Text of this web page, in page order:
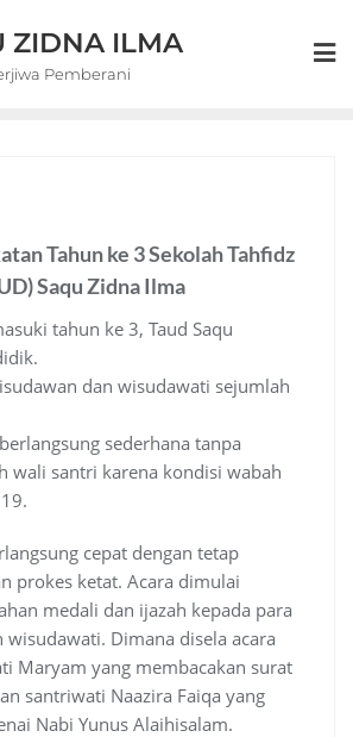
ZIDNA ILMA
Pemberani
Tahun ke 3 Sekolah Tahfidz
Saqu Zidna Ilma
tahun ke 3, Taud Saqu
dan wisudawati sejumlah
sederhana tanpa
wali santri karena kondisi wabah
cepat dengan tetap
prokes ketat. Acara dimulai
medali dan ijazah kepada para
wisudawati. Dimana disela acara
Maryam yang membacakan surat
santriwati Naazira Faiqa yang
Nabi Yunus Alaihisalam.